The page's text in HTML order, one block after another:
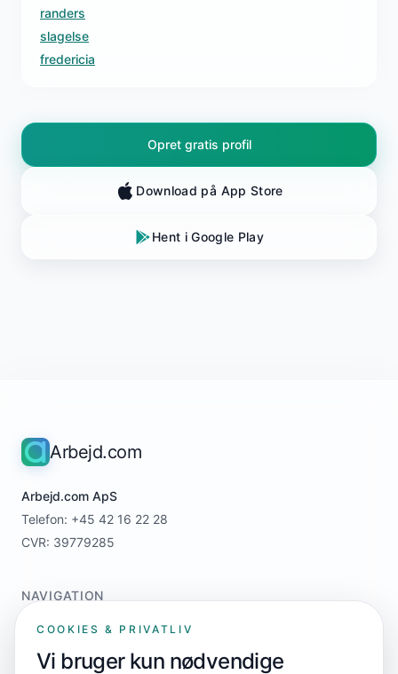
randers
slagelse
fredericia
Opret gratis profil
Download på App Store
Hent i Google Play
Arbejd.com
Arbejd.com ApS
Telefon: +45 42 16 22 28
CVR: 39779285
NAVIGATION
Home
For jobsøgere
COOKIES & PRIVATLIV
Vi bruger kun nødvendige